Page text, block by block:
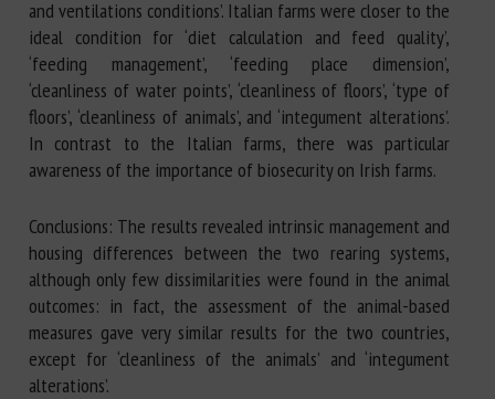
and ventilations conditions’. Italian farms were closer to the
ideal condition for ‘diet calculation and feed quality’,
‘feeding management’, ‘feeding place dimension’,
‘cleanliness of water points’, ‘cleanliness of floors’, ‘type of
floors’, ‘cleanliness of animals’, and ‘integument alterations’.
In contrast to the Italian farms, there was particular
awareness of the importance of biosecurity on Irish farms.
Conclusions: The results revealed intrinsic management and
housing differences between the two rearing systems,
although only few dissimilarities were found in the animal
outcomes: in fact, the assessment of the animal-based
measures gave very similar results for the two countries,
except for ‘cleanliness of the animals’ and ‘integument
alterations’.